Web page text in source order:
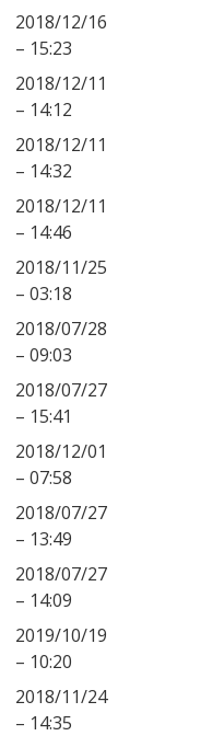
2018/12/16
– 15:23
2018/12/11
– 14:12
2018/12/11
– 14:32
2018/12/11
– 14:46
2018/11/25
– 03:18
2018/07/28
– 09:03
2018/07/27
– 15:41
2018/12/01
– 07:58
2018/07/27
– 13:49
2018/07/27
– 14:09
2019/10/19
– 10:20
2018/11/24
– 14:35